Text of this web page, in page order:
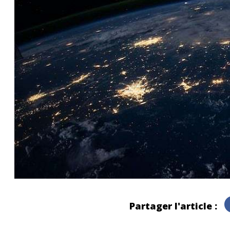
Partager l'article :